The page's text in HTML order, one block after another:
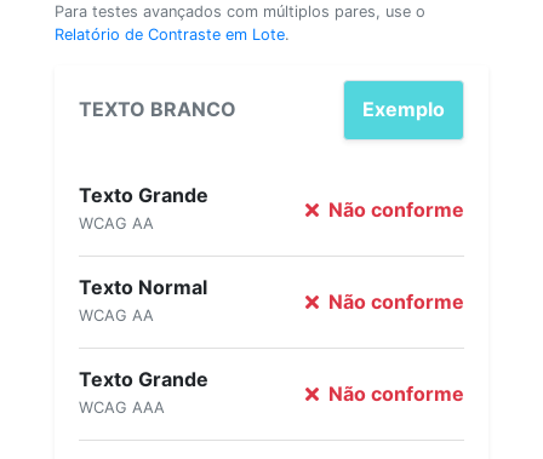
Para testes avançados com múltiplos pares, use o
Relatório de Contraste em Lote.
TEXTO BRANCO Exemplo
Texto Grande
WCAG AA
Não conforme
Texto Normal
WCAG AA
Não conforme
Texto Grande
WCAG AAA
Não conforme